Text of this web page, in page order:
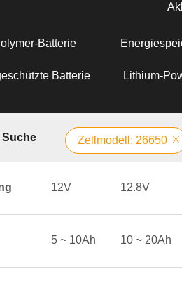
Batterie
Batterie Lithium-
Suche Zellmodell: 26650
12V 12.8V
5 ~ 10Ah 10 ~ 20Ah